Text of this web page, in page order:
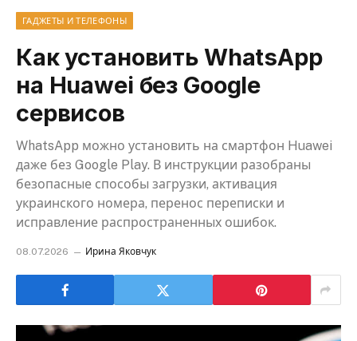
ГАДЖЕТЫ И ТЕЛЕФОНЫ
Как установить WhatsApp
на Huawei без Google
сервисов
WhatsApp можно установить на смартфон Huawei
даже без Google Play. В инструкции разобраны
безопасные способы загрузки, активация
украинского номера, перенос переписки и
исправление распространенных ошибок.
08.07.2026 Ирина Яковчук